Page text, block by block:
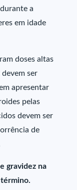
a
em idade
doses altas
ser
apresentar
pelas
devem ser
de
gravidez na